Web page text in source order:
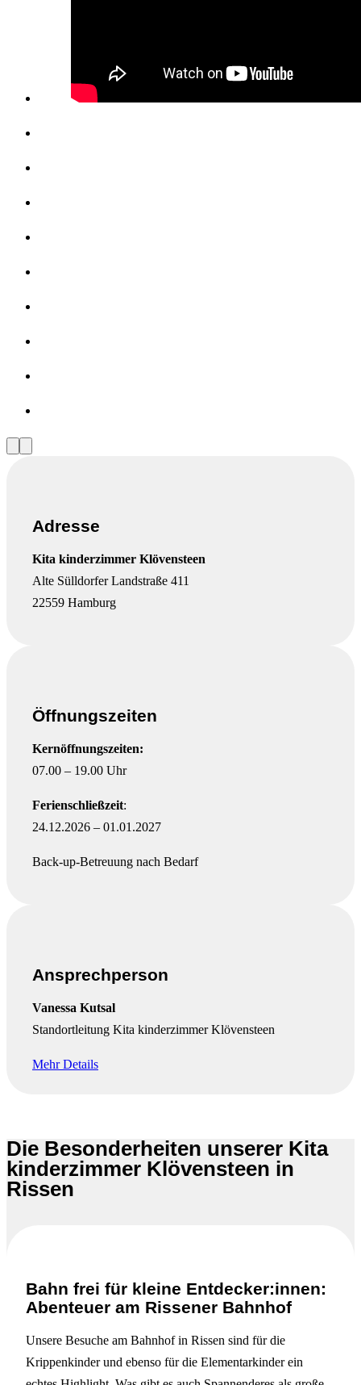
SlideSlide
Adresse
Kita kinderzimmer Klövensteen
Alte Sülldorfer Landstraße 411
22559 Hamburg
Öffnungszeiten
Kernöffnungszeiten:
07.00 – 19.00 Uhr
Ferienschließzeit:
24.12.2026 – 01.01.2027
Back-up-Betreuung nach Bedarf
Ansprechperson
Vanessa Kutsal
Standortleitung Kita kinderzimmer Klövensteen
Mehr Details
Die Besonderheiten unserer Kita
kinderzimmer Klövensteen in
Rissen
Bahn frei für kleine Entdecker:innen:
Abenteuer am Rissener Bahnhof
Unsere Besuche am Bahnhof in Rissen sind für die
Krippenkinder und ebenso für die Elementarkinder ein